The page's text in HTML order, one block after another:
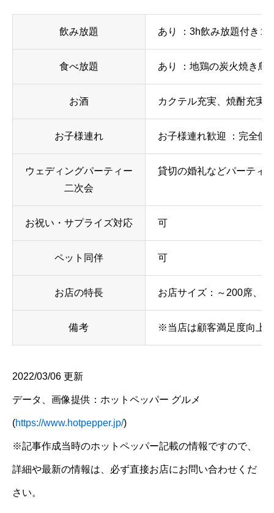
飲み放題 あり ：3h飲み放題付きコ
食べ放題 あり ：地鶏の炭火焼き鳥
お酒 カクテル充実、焼酎充実
お子様連れ お子様連れ歓迎 ：完全個
ウェディングパーティー
二次会
貸切の婚礼などパーティ
お祝い・サプライズ対応 可
ペット同伴 可
お店の特長 お店サイズ：～200席、
備考 ※当店は顧客満足度向上
2022/03/06 更新
データ、画像提供：ホットペッパー グルメ
(https://www.hotpepper.jp/)
※記事作成当時のホットペッパー記載の情報ですので、
詳細や最新の情報は、必ず直接お店にお問い合わせくだ
さい。